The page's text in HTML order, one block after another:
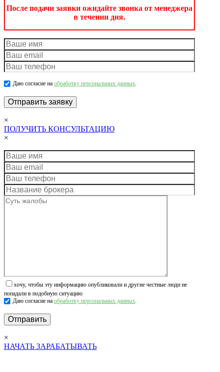
После подачи заявки ожидайте звонка от менеджера
в течении дня.
Даю согласие на обработку персональных данных.
×
ПОЛУЧИТЬ КОНСУЛЬТАЦИЮ
×
хочу, чтобы эту информацию опубликовали и другие честные люди не
попадали в подобную ситуацию
Даю согласие на обработку персональных данных.
×
НАЧАТЬ ЗАРАБАТЫВАТЬ